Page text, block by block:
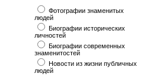
Фотографии знаменитых
людей
Биографии исторических
личностей
Биографии современных
знаменитостей
Новости из жизни публичных
людей